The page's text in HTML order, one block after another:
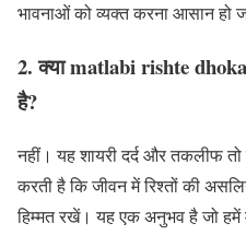
भावनाओं को व्यक्त करना आसान हो
2. क्या matlabi rishte
है?
नहीं। यह शायरी दर्द और तकलीफ
करती है कि जीवन में रिश्तों की
हिम्मत रखें। यह एक अनुभव है जो हमें